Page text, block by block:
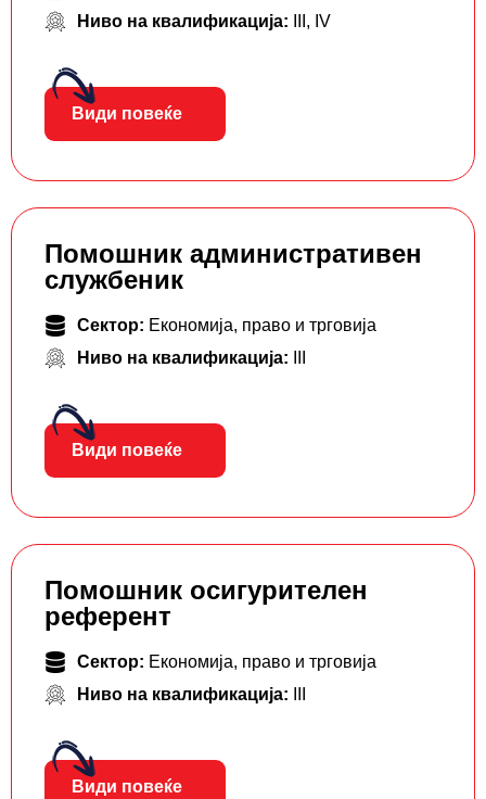
Ниво на квалификација:
, IV
Види повеќе
Помошник административен
службеник
Сектор: Економија, право и трговија
Ниво на квалификација:
Види повеќе
Помошник осигурителен
референт
Сектор: Економија, право и трговија
Ниво на квалификација:
Види повеќе